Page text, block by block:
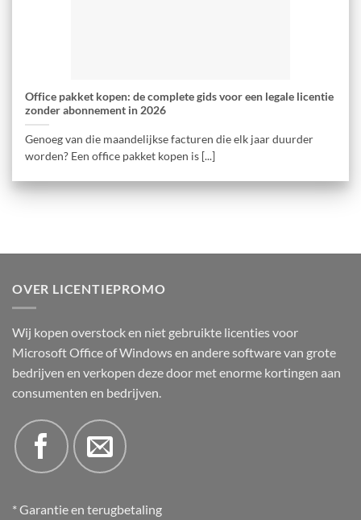
Office pakket kopen: de complete gids voor een legale licentie
zonder abonnement in 2026
Genoeg van die maandelijkse facturen die elk jaar duurder
worden? Een office pakket kopen is [...]
OVER LICENTIEPROMO
Wij kopen overstock en niet gebruikte licenties voor
Microsoft Office of Windows en andere software van grote
bedrijven en verkopen deze door met enorme kortingen aan
consumenten en bedrijven.
* Garantie en terugbetaling